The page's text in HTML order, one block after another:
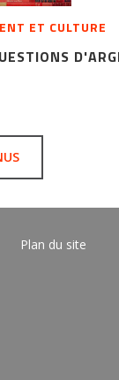
ET CULTURE
Plan du site